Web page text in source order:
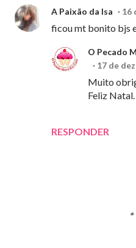
A Paixão da Isa 16
ficou mt bonito bjs
RESPONDER
O Pecado
17 de
Muito
Feliz Natal.